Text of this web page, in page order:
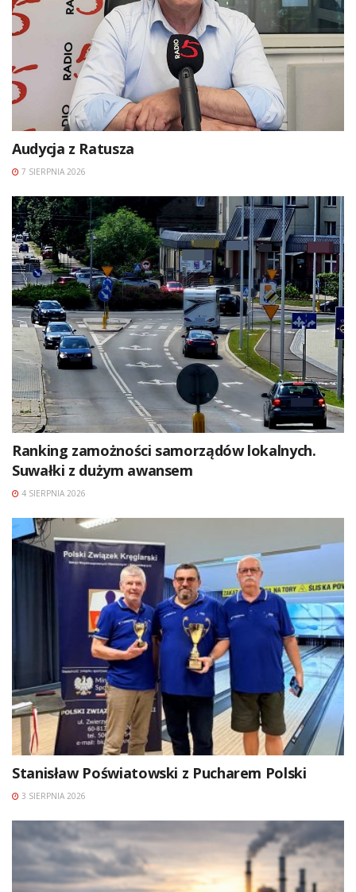
Audycja z Ratusza
7 SIERPNIA 2026
Ranking zamożności samorządów lokalnych.
Suwałki z dużym awansem
4 SIERPNIA 2026
Stanisław Poświatowski z Pucharem Polski
3 SIERPNIA 2026